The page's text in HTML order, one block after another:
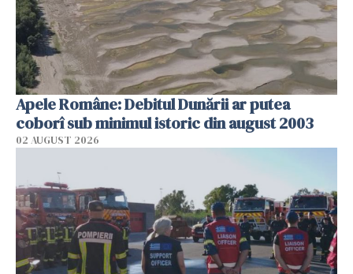
Apele Române: Debitul Dunării ar putea
coborî sub minimul istoric din august 2003
02 AUGUST 2026